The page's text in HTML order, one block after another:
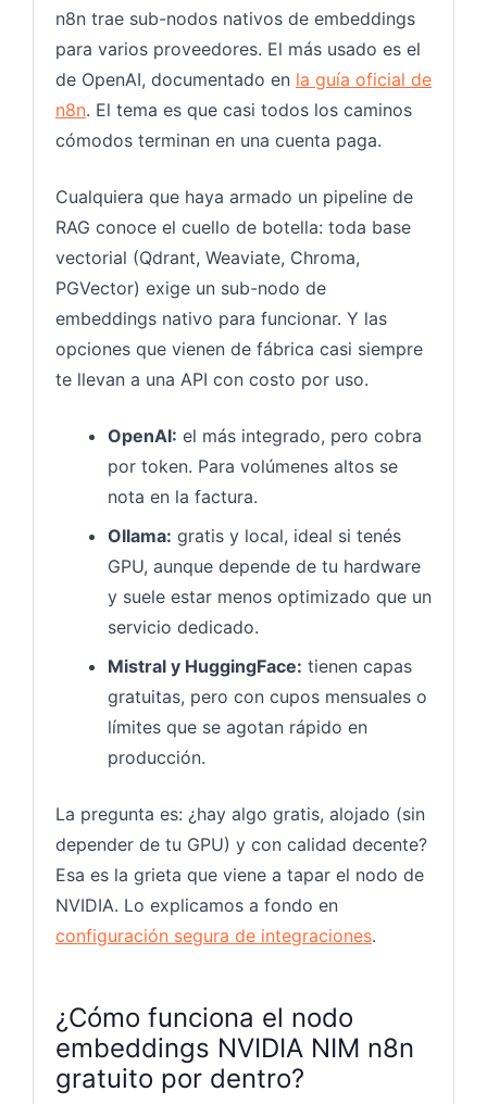
n8n trae sub-nodos nativos de embeddings
para varios proveedores. El más usado es el
de OpenAI, documentado en la guía oficial de
n8n. El tema es que casi todos los caminos
cómodos terminan en una cuenta paga.
Cualquiera que haya armado un pipeline de
RAG conoce el cuello de botella: toda base
vectorial (Qdrant, Weaviate, Chroma,
PGVector) exige un sub-nodo de
embeddings nativo para funcionar. Y las
opciones que vienen de fábrica casi siempre
te llevan a una API con costo por uso.
OpenAI: el más integrado, pero cobra
por token. Para volúmenes altos se
nota en la factura.
Ollama: gratis y local, ideal si tenés
GPU, aunque depende de tu hardware
y suele estar menos optimizado que un
servicio dedicado.
Mistral y HuggingFace: tienen capas
gratuitas, pero con cupos mensuales o
límites que se agotan rápido en
producción.
La pregunta es: ¿hay algo gratis, alojado (sin
depender de tu GPU) y con calidad decente?
Esa es la grieta que viene a tapar el nodo de
NVIDIA. Lo explicamos a fondo en
configuración segura de integraciones.
¿Cómo funciona el nodo
embeddings NVIDIA NIM n8n
gratuito por dentro?